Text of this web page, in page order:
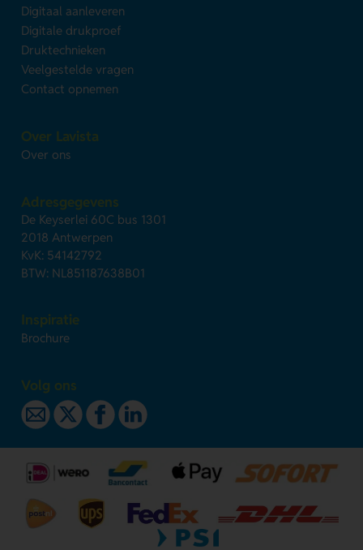
Digitaal aanleveren
Digitale drukproef
Druktechnieken
Veelgestelde vragen
Contact opnemen
Over Lavista
Over ons
Adresgegevens
De Keyserlei 60C bus 1301
2018 Antwerpen
KvK: 54142792
BTW: NL851187638B01
Inspiratie
Brochure
Volg ons